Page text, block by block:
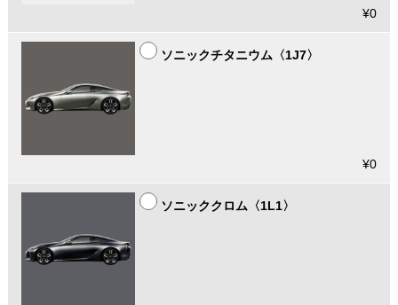
¥0
ソニックチタニウム〈1J7〉
¥0
ソニッククロム〈1L1〉